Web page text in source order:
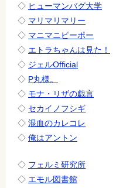
◇ ヒューマンバグ大学
◇ マリマリマリー
◇ マニマニピーポー
◇ エトラちゃんは見た！
◇ ジェルOfficial
◇ P丸様。
◇ モナ・リザの戯言
◇ セカイノフシギ
◇ 混血のカレコレ
◇ 俺はアントン
◇ フェルミ研究所
◇ エモル図書館